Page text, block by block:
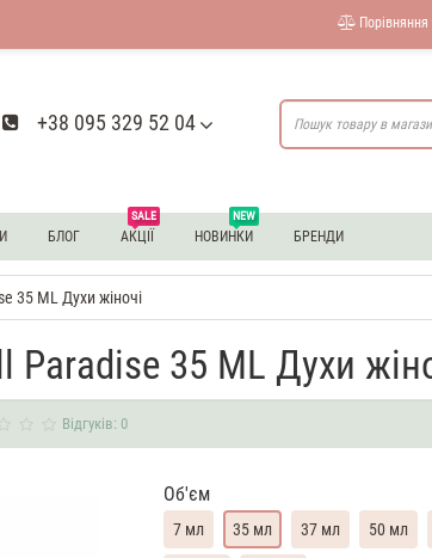
Порівняння
+38 095 329 52 04
БЛОГ
SALE
АКЦІЇ
NEW
НОВИНКИ БРЕНДИ
35 ML Духи жіночі
35 ML Духи
Відгуків: 0
Об'єм
7 мл 35 мл 37 мл 50 мл